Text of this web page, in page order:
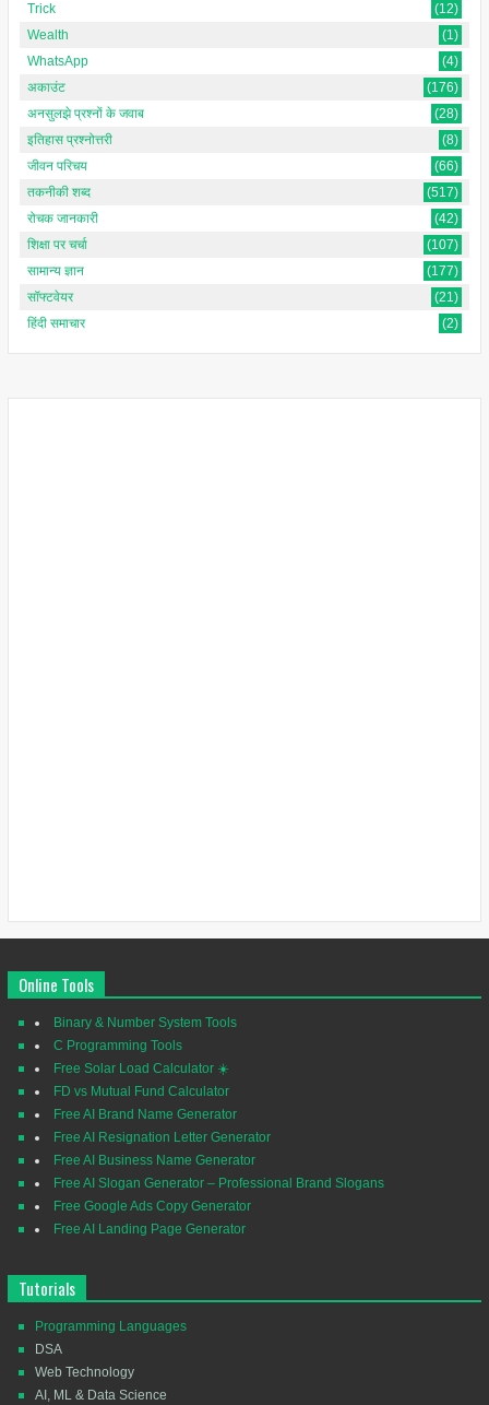
Trick
(12)
Wealth
(1)
WhatsApp
(4)
अकाउंट
(176)
अनसुलझे प्रश्नों के जवाब
(28)
इतिहास प्रश्नोत्तरी
(8)
जीवन परिचय
(66)
तकनीकी शब्द
(517)
रोचक जानकारी
(42)
शिक्षा पर चर्चा
(107)
सामान्य ज्ञान
(177)
सॉफ्टवेयर
(21)
हिंदी समाचार
(2)
Online Tools
Binary & Number System Tools
C Programming Tools
Free Solar Load Calculator ☀️
FD vs Mutual Fund Calculator
Free AI Brand Name Generator
Free AI Resignation Letter Generator
Free AI Business Name Generator
Free AI Slogan Generator – Professional Brand Slogans
Free Google Ads Copy Generator
Free AI Landing Page Generator
Tutorials
Programming Languages
DSA
Web Technology
AI, ML & Data Science